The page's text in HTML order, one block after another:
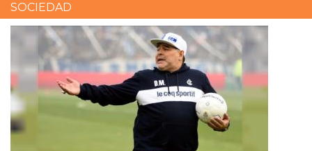
SOCIEDAD